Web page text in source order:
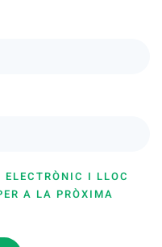
ELECTRÒNIC I LLOC
A LA PRÒXIMA